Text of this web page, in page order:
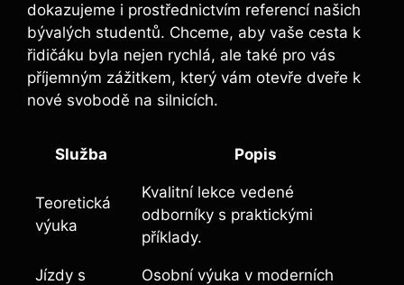
dokazujeme i prostřednictvím referencí našich
bývalých⁢ studentů. Chceme, aby vaše‍ cesta k
řidičáku byla‌ nejen rychlá, ale ‍také pro vás
příjemným zážitkem, který vám otevře dveře k
nové svobodě na silnicích.
Služba Popis
Teoretická
výuka
Kvalitní lekce vedené
odborníky s praktickými
příklady.
Jízdy s
Osobní ‍výuka v moderních